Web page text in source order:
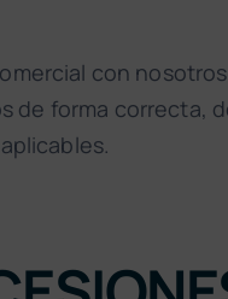
con
forma correcta,